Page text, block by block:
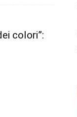
colori”: